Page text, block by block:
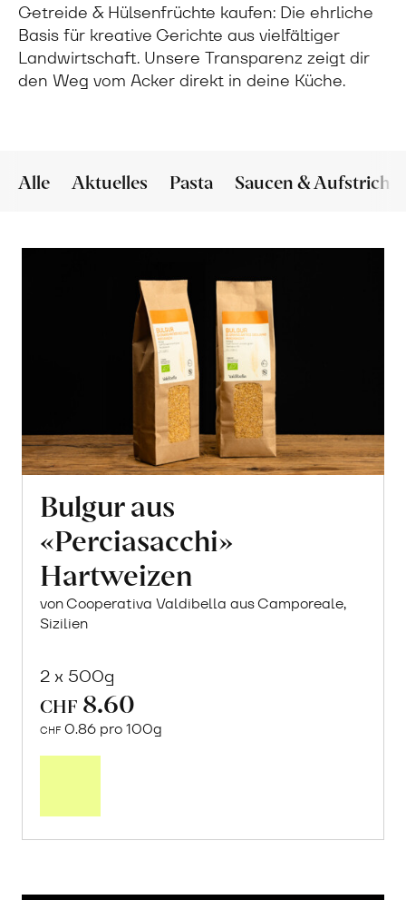
Getreide & Hülsenfrüchte kaufen: Die ehrliche
Basis für kreative Gerichte aus vielfältiger
Landwirtschaft. Unsere Transparenz zeigt dir
den Weg vom Acker direkt in deine Küche.
Alle Aktuelles Pasta Saucen & Aufstriche
Bulgur aus
«Perciasacchi»
Hartweizen
von Cooperativa Valdibella aus Camporeale,
Sizilien
2 x 500g
CHF 8.60
CHF 0.86 pro 100g